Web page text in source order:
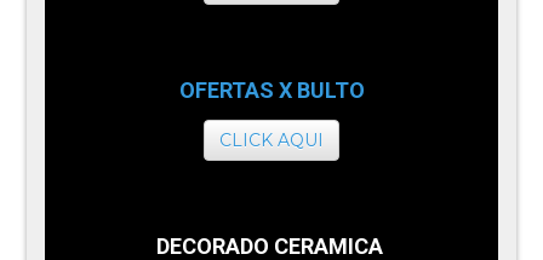
OFERTAS X BULTO
CLICK AQUI
DECORADO CERAMICA